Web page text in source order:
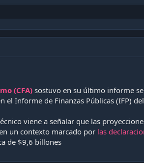
(CFA) sostuvo en su último informe
el Informe de Finanzas Públicas (IFP)
viene a señalar que las
un contexto marcado por las
de $9,6 billones